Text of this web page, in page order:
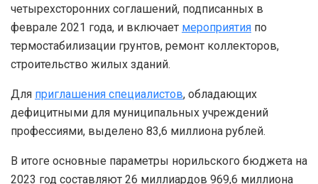
четырехсторонних соглашений, подписанных в
феврале 2021 года, и включает мероприятия по
термостабилизации грунтов, ремонт коллекторов,
строительство жилых зданий.
Для приглашения специалистов, обладающих
дефицитными для муниципальных учреждений
профессиями, выделено 83,6 миллиона рублей.
В итоге основные параметры норильского бюджета на
2023 год составляют 26 миллиардов 969,6 миллиона